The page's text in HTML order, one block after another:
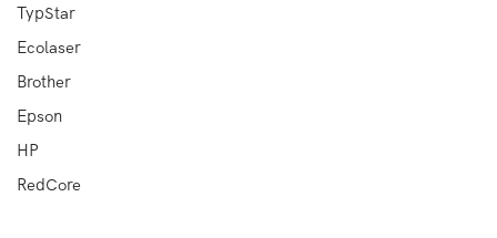
TypStar
Ecolaser
Brother
Epson
HP
RedCore